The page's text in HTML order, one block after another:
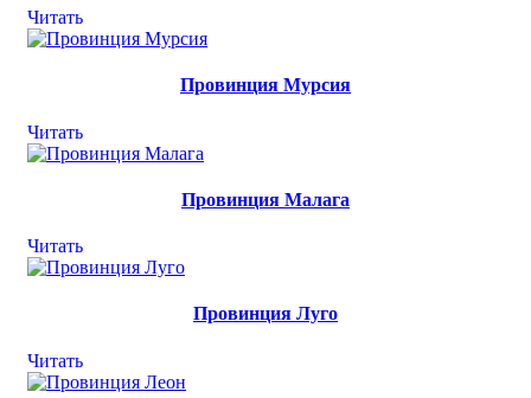
Читать
Провинция Мурсия
Читать
Провинция Малага
Читать
Провинция Луго
Читать